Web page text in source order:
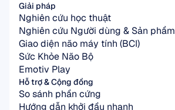
Giải pháp
Nghiên cứu học thuật
Nghiên cứu Người dùng & Sản phẩm
Giao diện não máy tính (BCI)
Sức Khỏe Não Bộ
Emotiv Play
Hỗ trợ & Cộng đồng
So sánh phần cứng
Hướng dẫn khởi đầu nhanh